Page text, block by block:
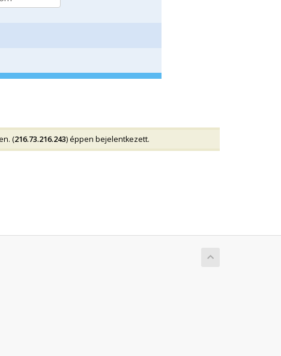
(216.73.216.243) éppen bejelentkezett.